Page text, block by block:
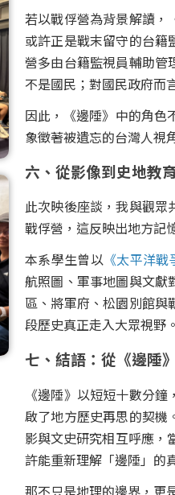
若以戰俘營為背景解讀，
或許正是戰末留守的台
營多由台籍監視員輔助
不是國民；對國民政府而
因此，《邊陲》中的角
象徵著被遺忘的台灣人視
六、從影像到史地教
此次映後座談，我與觀
戰俘營，這反映出地方記
本系學生曾以 《太平洋戰
航照圖、軍事地圖與文
區、將軍府、松園別館
段歷史真正走入大眾視野。
七、結語：從《邊陲
《邊陲》以短短十數分
啟了地方歷史再思的契
影與文史研究相互呼應
許能重新理解「邊陲」的